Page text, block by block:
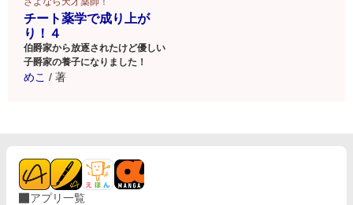
チート薬学で成り上が
り！４
伯爵家から放逐されたけど優しい
子爵家の養子になりました！
めこ / 著
アプリ一覧